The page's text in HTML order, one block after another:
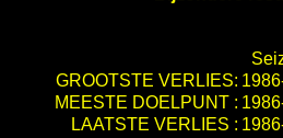
GROOTSTE VERLIES:
MEESTE DOELPUNT :
LAATSTE VERLIES :